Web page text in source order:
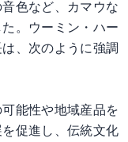
色など、カマウな
。ウーミン・ハー
、次のように強調
能性や地域産品を
促進し、伝統文化